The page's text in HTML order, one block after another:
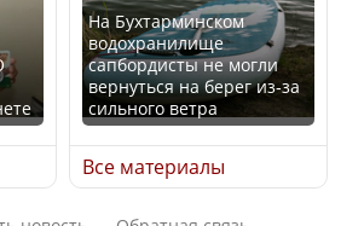
о
Луну признали объектом
культурного наследия,
находящегося под
угрозой исчезновения
На Бухтарминском
водохранилище
сапбордисты не могли
вернуться на берег из-за
сильного ветра
Все материалы